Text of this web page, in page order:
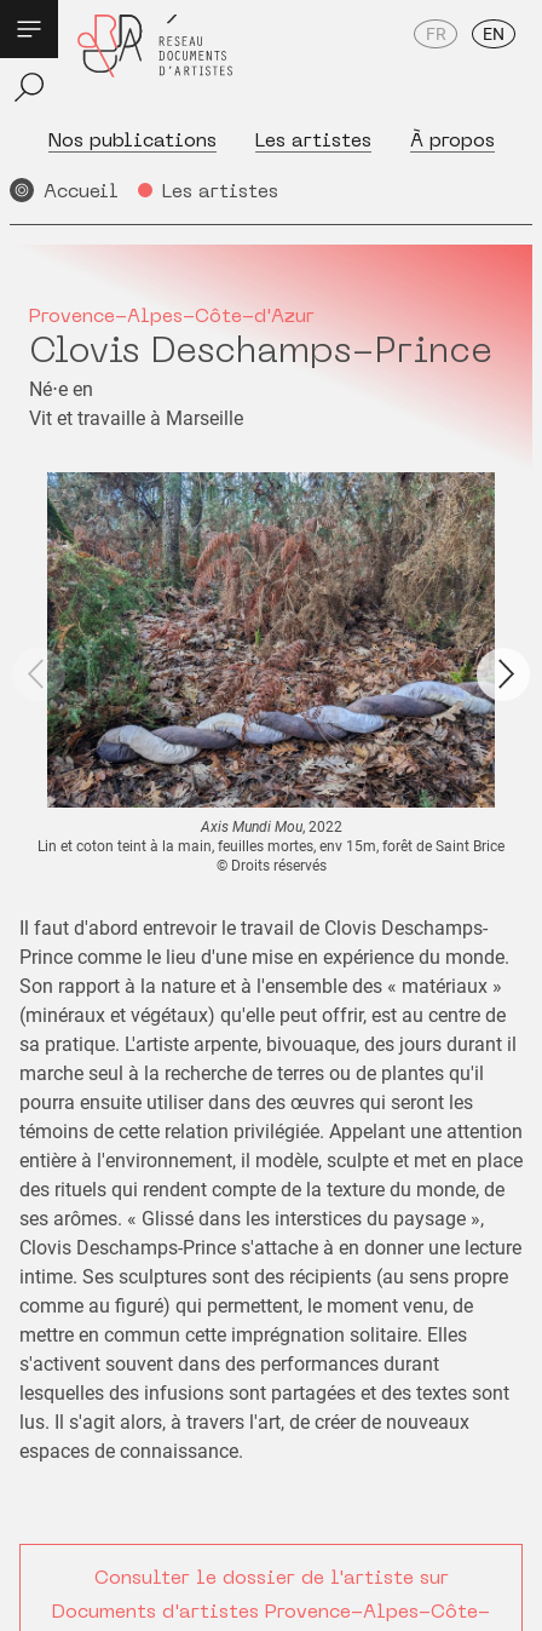
Nos publications Les artistes À propos
FR EN
Accueil Les artistes
Provence-Alpes-Côte-d'Azur
Clovis Deschamps-Prince
Né⋅e en
Vit et travaille à Marseille
Axis Mundi Mou, 2022
Lin et coton teint à la main, feuilles mortes, env 15m, forêt de Saint Brice
© Droits réservés
Il faut d'abord entrevoir le travail de Clovis Deschamps-
Prince comme le lieu d'une mise en expérience du monde.
Son rapport à la nature et à l'ensemble des « matériaux »
(minéraux et végétaux) qu'elle peut offrir, est au centre de
sa pratique. L'artiste arpente, bivouaque, des jours durant il
marche seul à la recherche de terres ou de plantes qu'il
pourra ensuite utiliser dans des œuvres qui seront les
témoins de cette relation privilégiée. Appelant une attention
entière à l'environnement, il modèle, sculpte et met en place
des rituels qui rendent compte de la texture du monde, de
ses arômes. « Glissé dans les interstices du paysage »,
Clovis Deschamps-Prince s'attache à en donner une lecture
intime. Ses sculptures sont des récipients (au sens propre
comme au figuré) qui permettent, le moment venu, de
mettre en commun cette imprégnation solitaire. Elles
s'activent souvent dans des performances durant
lesquelles des infusions sont partagées et des textes sont
lus. Il s'agit alors, à travers l'art, de créer de nouveaux
espaces de connaissance.
Consulter le dossier de l'artiste sur
Documents d'artistes Provence-Alpes-Côte-